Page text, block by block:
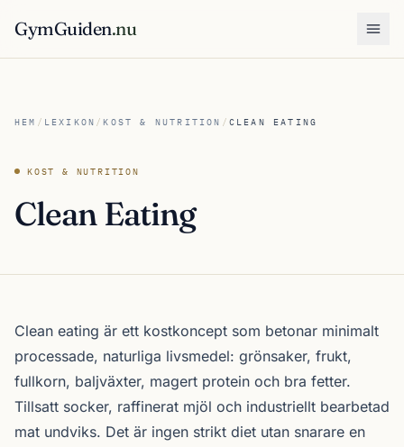
GymGuiden.nu
HEM / LEXIKON /KOST & NUTRITION / CLEAN EATING
KOST & NUTRITION
Clean Eating
Clean eating är ett kostkoncept som betonar minimalt
processade, naturliga livsmedel: grönsaker, frukt,
fullkorn, baljväxter, magert protein och bra fetter.
Tillsatt socker, raffinerat mjöl och industriellt bearbetad
mat undviks. Det är ingen strikt diet utan snarare en